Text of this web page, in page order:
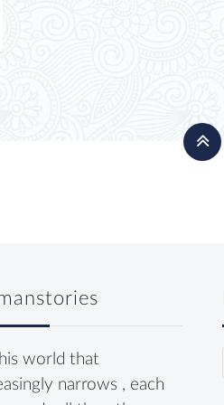
world that
narrows , each